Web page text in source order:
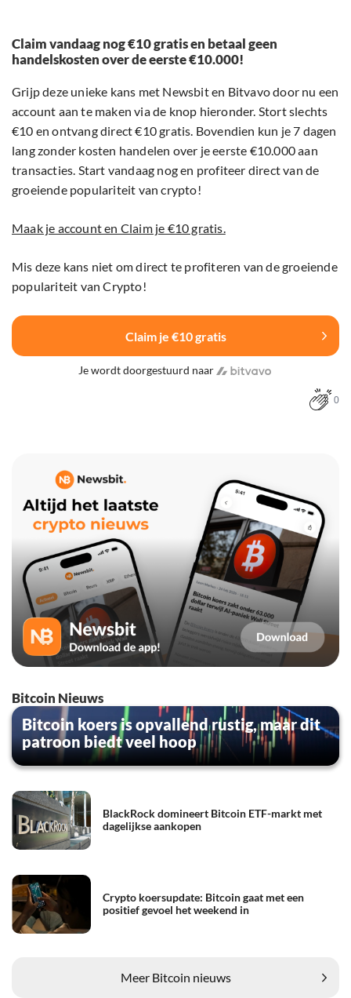
Claim vandaag nog €10 gratis en betaal geen
handelskosten over de eerste €10.000!
Grijp deze unieke kans met Newsbit en Bitvavo door nu een
account aan te maken via de knop hieronder. Stort slechts
€10 en ontvang direct €10 gratis. Bovendien kun je 7 dagen
lang zonder kosten handelen over je eerste €10.000 aan
transacties. Start vandaag nog en profiteer direct van de
groeiende populariteit van crypto!
Maak je account en Claim je €10 gratis.
Mis deze kans niet om direct te profiteren van de groeiende
populariteit van Crypto!
Claim je €10 gratis
Je wordt doorgestuurd naar
0
Bitcoin Nieuws
Bitcoin koers is opvallend rustig, maar dit
patroon biedt veel hoop
BlackRock domineert Bitcoin ETF-markt met
dagelijkse aankopen
Crypto koersupdate: Bitcoin gaat met een
positief gevoel het weekend in
Meer Bitcoin nieuws